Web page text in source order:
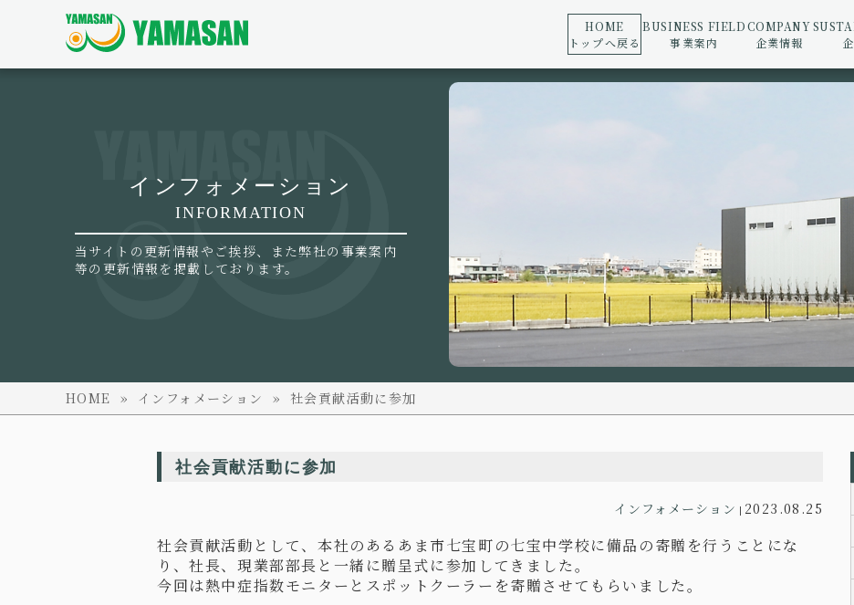
HOME
トップへ戻る
BUSINESS FIELD
事業案内
COMPANY
企業情報
インフォメーション
INFORMATION
当サイトの更新情報やご挨拶、また弊社の事業案内
等の更新情報を掲載しております。
HOME インフォメーション 社会貢献活動に参加
社会貢献活動に参加
インフォメーション | 2023.08.25
社会貢献活動として、本社のあるあま市七宝町の七宝中学校に備品の寄贈を行うことにな
り、社長、現業部部長と一緒に贈呈式に参加してきました。
今回は熱中症指数モニターとスポットクーラーを寄贈させてもらいました。